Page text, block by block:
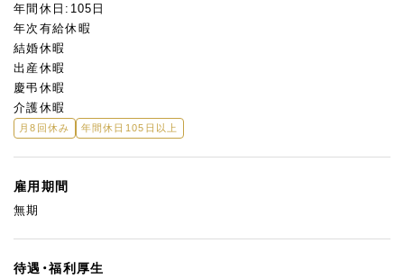
年間休日:105日
年次有給休暇
結婚休暇
出産休暇
慶弔休暇
介護休暇
月8回休み 年間休日105日以上
雇用期間
無期
待遇・福利厚生